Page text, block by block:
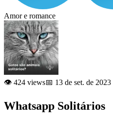
Amor e romance
👁️ 424 views📅 13 de set. de 2023
Whatsapp Solitários